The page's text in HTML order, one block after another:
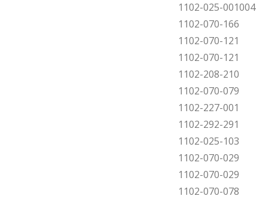
1102-025-001004
1102-070-166
1102-070-121
1102-070-121
1102-208-210
1102-070-079
1102-227-001
1102-292-291
1102-025-103
1102-070-029
1102-070-029
1102-070-078